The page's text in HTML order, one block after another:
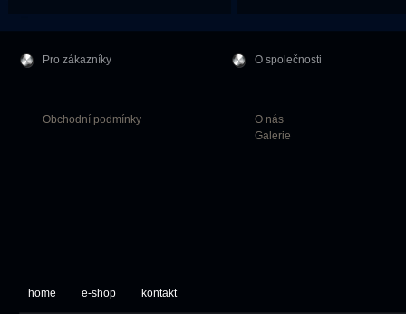
Pro zákazníky
Obchodní podmínky
O společnosti
O nás
Galerie
home e-shop kontakt